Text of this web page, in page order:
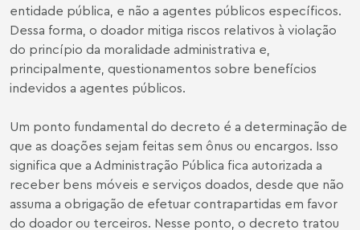
entidade pública, e não a agentes públicos específicos.
Dessa forma, o doador mitiga riscos relativos à violação
do princípio da moralidade administrativa e,
principalmente, questionamentos sobre benefícios
indevidos a agentes públicos.
Um ponto fundamental do decreto é a determinação de
que as doações sejam feitas sem ônus ou encargos. Isso
significa que a Administração Pública fica autorizada a
receber bens móveis e serviços doados, desde que não
assuma a obrigação de efetuar contrapartidas em favor
do doador ou terceiros. Nesse ponto, o decreto tratou